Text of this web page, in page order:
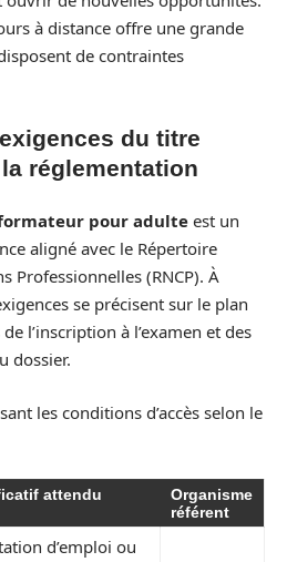
à distance offre une grande
de contraintes
du titre
réglementation
pour adulteest un
aligné avec le Répertoire
Professionnelles (RNCP). À
se précisent sur le plan
l’inscription à l’examen et des
dossier.
les conditions d’accès selon le
attendu
Organisme
référent
d’emploi ou